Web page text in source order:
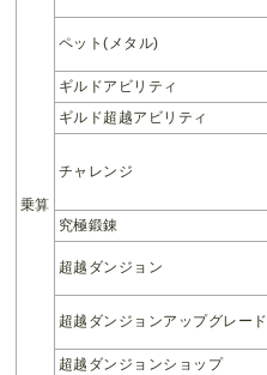
乗算
ペット(メタル)
ギルドアビリティ
ギルド超越アビリティ
チャレンジ
究極鍛錬
超越ダンジョン
超越ダンジョンアップグレード
超越ダンジョンショップ